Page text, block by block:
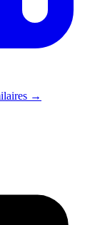
→